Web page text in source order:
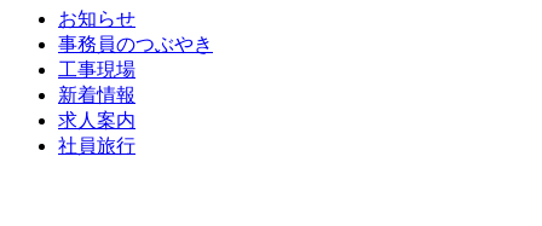
お知らせ
事務員のつぶやき
工事現場
新着情報
求人案内
社員旅行